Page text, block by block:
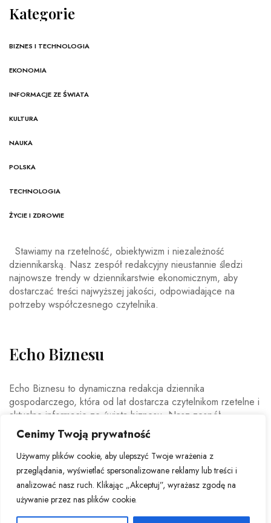
Cenimy Twoją prywatność
Używamy plików cookie, aby ulepszyć Twoje wrażenia z
przeglądania, wyświetlać spersonalizowane reklamy lub treści i
analizować nasz ruch. Klikając „Akceptuj”, wyrażasz zgodę na
używanie przez nas plików cookie.
Kategorie
BIZNES I TECHNOLOGIA
EKONOMIA
INFORMACJE ZE ŚWIATA
KULTURA
NAUKA
POLSKA
TECHNOLOGIA
ŻYCIE I ZDROWIE
Stawiamy na rzetelność, obiektywizm i niezależność
dziennikarską. Nasz zespół redakcyjny nieustannie śledzi
najnowsze trendy w dziennikarstwie ekonomicznym, aby
dostarczać treści najwyższej jakości, odpowiadające na
potrzeby współczesnego czytelnika.
Echo Biznesu
Echo Biznesu to dynamiczna redakcja dziennika
gospodarczego, która od lat dostarcza czytelnikom rzetelne i
aktualne informacje ze świata biznesu. Nasz zespół
doświadczonych dziennikarzy i ekspertów ekonomicznych
codziennie analizuje najważniejsze wydarzenia rynkowe,
trendy gospodarcze oraz decyzje mające wpływ na polską i
światową ekonomię.